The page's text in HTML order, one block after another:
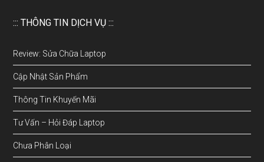
::: THÔNG TIN DỊCH VỤ :::
Review: Sửa Chữa Laptop
Cập Nhật Sản Phẩm
Thông Tin Khuyến Mãi
Tư Vấn – Hỏi Đáp Laptop
Chưa Phân Loại